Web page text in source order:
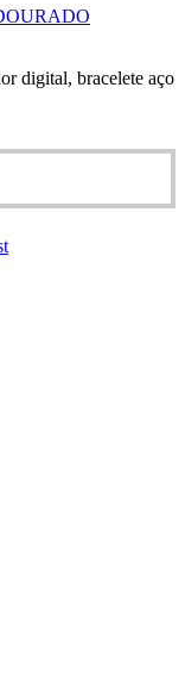
digital, bracelete aço